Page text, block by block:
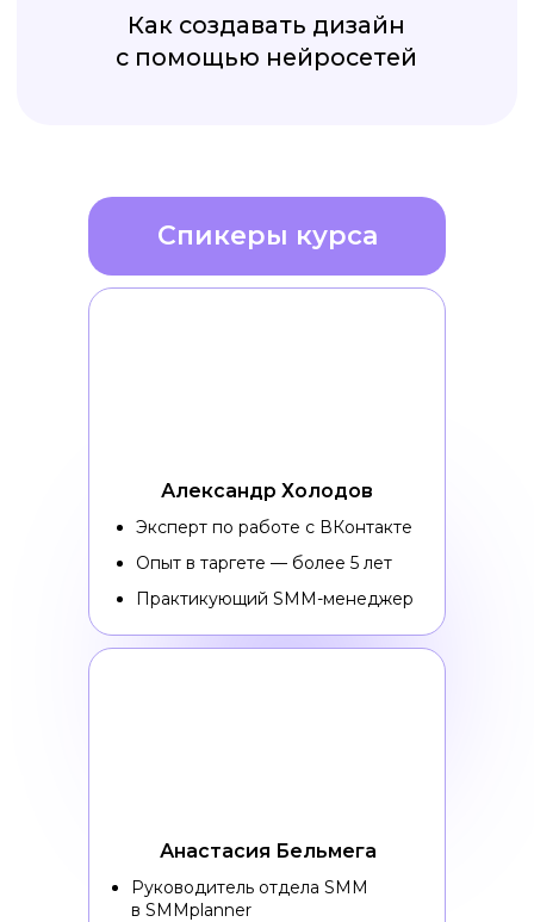
Александр Холодов
Эксперт по работе с ВКонтакте
Опыт в таргете — более 5 лет
Практикующий SMM-менеджер
Анастасия Бельмега
Руководитель отдела SMM
в SMMplanner
Спикеры курса